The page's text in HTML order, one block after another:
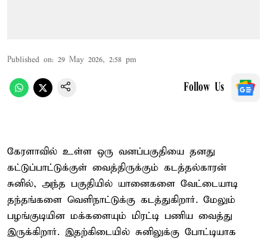
Published on: 29 May 2026, 2:58 pm
Follow Us
கேரளாவில் உள்ள ஒரு வனப்பகுதியை தனது
கட்டுப்பாட்டுக்குள் வைத்திருக்கும் கடத்தல்காரன்
சுனில், அந்த பகுதியில் யானைகளை வேட்டையாடி
தந்தங்களை வெளிநாட்டுக்கு கடத்துகிறார். மேலும்
பழங்குடியின மக்களையும் மிரட்டி பணிய வைத்து
இருக்கிறார். இதற்கிடையில் சுனிலுக்கு போட்டியாக